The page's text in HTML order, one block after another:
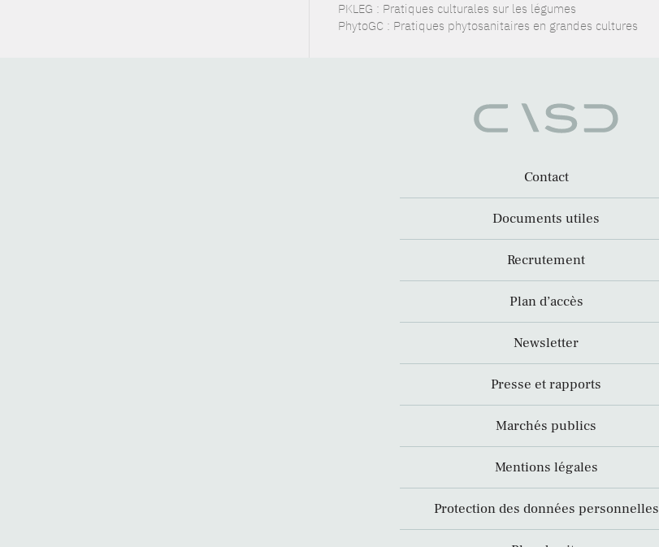
PKLEG : Pratiques culturales sur les légumes
PhytoGC : Pratiques phytosanitaires en grandes cultures
Contact
Documents utiles
Recrutement
Plan d’accès
Newsletter
Presse et rapports
Marchés publics
Mentions légales
Protection des données personnelles